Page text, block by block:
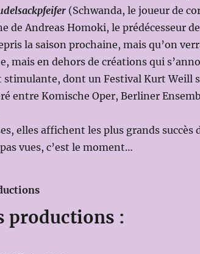
(Schwanda, le joueur de
de Andreas Homoki, le prédécesseur
la saison prochaine, mais qu’on
mais en dehors de créations qui
dont un Festival Kurt Weill
entre Komische Oper, Berliner
elles affichent les plus grands succès
vues, c’est le moment…
productions :